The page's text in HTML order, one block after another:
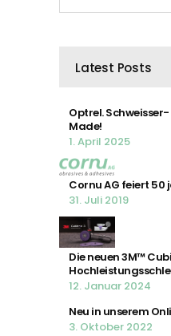
Latest Posts
Optrel.
Made!
1. April 2025
Cornu AG feiert
31. Juli 2019
Die neuen 3M™
12. Januar 2024
Neu in unserem
3. Oktober 2022